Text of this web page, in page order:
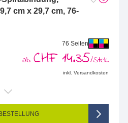
cm x 29,7 cm, 76-
76 Seiten
ab CHF 14.35/Stck.
inkl. Versandkosten
297 x 297 mm
und Rückseite bedruckt)
bedruckt)